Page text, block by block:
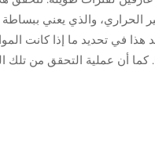
الحراري، والذي يعني
ناقص 20 درجة مئوية و60 درجة مئوية. ويساعد هذا في تحديد ما إذا
كما أن عملية التحقق من تلك